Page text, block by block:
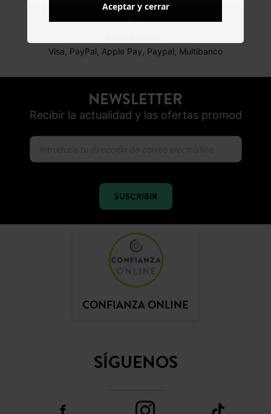
Visa, PayPal, Apple Pay, Paypal, Multibanco
NEWSLETTER
Recibir la actualidad y las ofertas promod
SUSCRIBIR
CONFIANZA ONLINE
SÍGUENOS
Aceptar y cerrar